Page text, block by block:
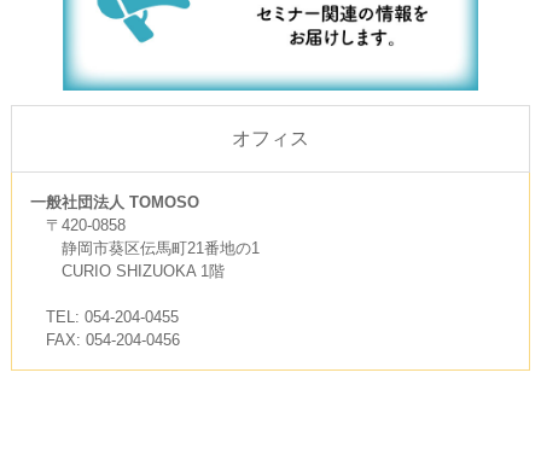
オフィス
一般社団法人 TOMOSO
〒420-0858
静岡市葵区伝馬町21番地の1
CURIO SHIZUOKA 1階
TEL: 054-204-0455
FAX: 054-204-0456